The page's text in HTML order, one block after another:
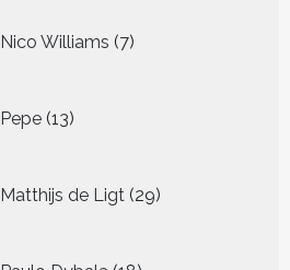
Nico Williams 7
producten
Pepe 13
producten
Matthijs de Ligt 29
producten